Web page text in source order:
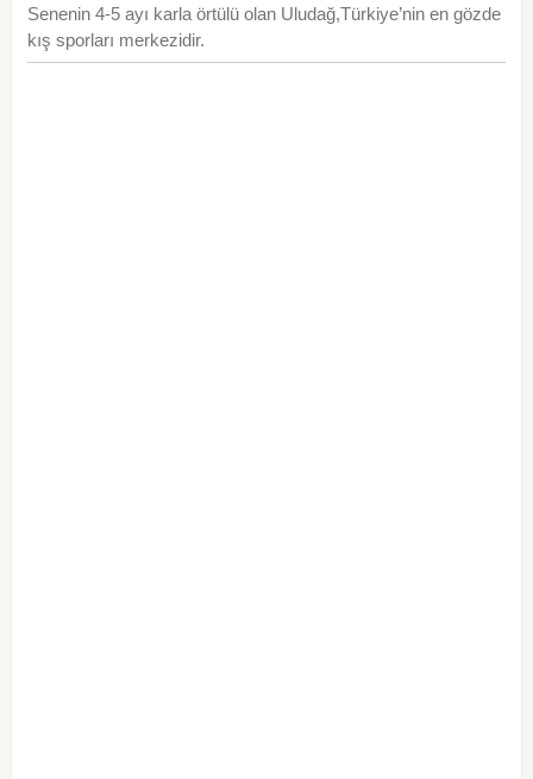
Senenin 4-5 ayı karla örtülü olan Uludağ,Türkiye’nin en gözde
kış sporları merkezidir.